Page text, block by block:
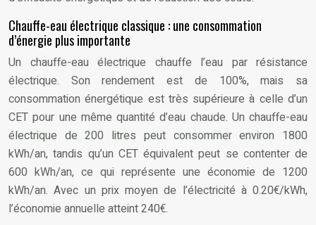
Chauffe-eau électrique classique : une consommation
d’énergie plus importante
Un chauffe-eau électrique chauffe l’eau par résistance
électrique. Son rendement est de 100%, mais sa
consommation énergétique est très supérieure à celle d’un
CET pour une même quantité d’eau chaude. Un chauffe-eau
électrique de 200 litres peut consommer environ 1800
kWh/an, tandis qu’un CET équivalent peut se contenter de
600 kWh/an, ce qui représente une économie de 1200
kWh/an. Avec un prix moyen de l’électricité à 0.20€/kWh,
l’économie annuelle atteint 240€.